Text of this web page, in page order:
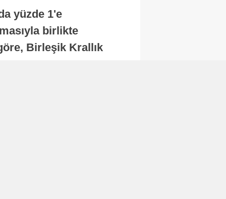
yüzde 1'e
birlikte
Birleşik Krallık